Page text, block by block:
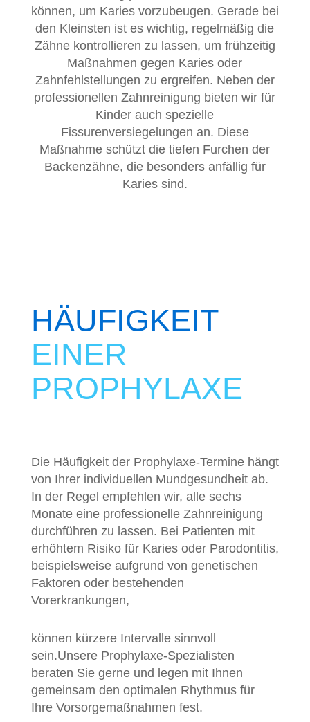
können, um Karies vorzubeugen. Gerade bei
den Kleinsten ist es wichtig, regelmäßig die
Zähne kontrollieren zu lassen, um frühzeitig
Maßnahmen gegen Karies oder
Zahnfehlstellungen zu ergreifen. Neben der
professionellen Zahnreinigung bieten wir für
Kinder auch spezielle
Fissurenversiegelungen an. Diese
Maßnahme schützt die tiefen Furchen der
Backenzähne, die besonders anfällig für
Karies sind.
HÄUFIGKEIT
EINER
PROPHYLAXE
Die Häufigkeit der Prophylaxe-Termine hängt
von Ihrer individuellen Mundgesundheit ab.
In der Regel empfehlen wir, alle sechs
Monate eine professionelle Zahnreinigung
durchführen zu lassen. Bei Patienten mit
erhöhtem Risiko für Karies oder Parodontitis,
beispielsweise aufgrund von genetischen
Faktoren oder bestehenden
Vorerkrankungen,
können kürzere Intervalle sinnvoll
sein.Unsere Prophylaxe-Spezialisten
beraten Sie gerne und legen mit Ihnen
gemeinsam den optimalen Rhythmus für
Ihre Vorsorgemaßnahmen fest.